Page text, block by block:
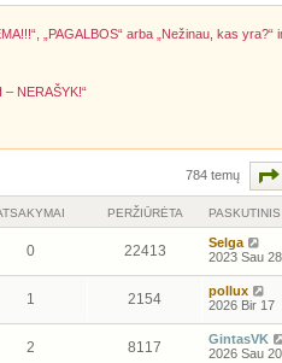
„PAGALBOS“ arba „Nežinau, kas yra?“
NERAŠYK!“
784 temų
PERŽIŪRĖTA
0 22413
Selga
2023 Sau 28
1 2154
pollux
2026 Bir 17
2 8117
GintasVK
2026 Sau 20